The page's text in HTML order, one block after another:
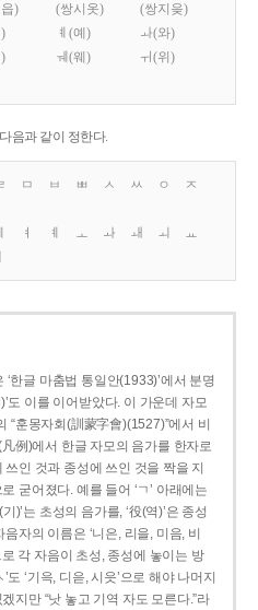
)
(쌍시옷)
(쌍지읒)
ㅖ(예)
ㅘ(와)
ㅞ(웨)
ㅟ(위)
음과 같이 정한다.
ㅁ ㅂ ㅃ ㅅ ㅆ ㅇ
ㅈ
ㅕ ㅖ ㅗ ㅘ ㅙ ㅚ
ㅛ
한글 마춤법 통일안(1933)’에서 분명
도 이를 이어받았다. 이 가운데 자모
“훈몽자회(訓蒙字會)(1527)”에서 비
例)에서 한글 자모의 음가를 한자로
인 것과 종성에 쓰인 것을 짝을 지
굳어졌다. 예를 들어 ‘ㄱ’ 아래에는
)’는 초성의 음가를, ‘役(역)’은 종성
자의 이름은 ‘니은, 리을, 미음, 비
로 각 자음이 초성, 종성에 놓이는 방
도 ‘기윽, 디읃, 시읏’으로 해야 나머지
지만 “낫 놓고 기역 자도 모른다.”라